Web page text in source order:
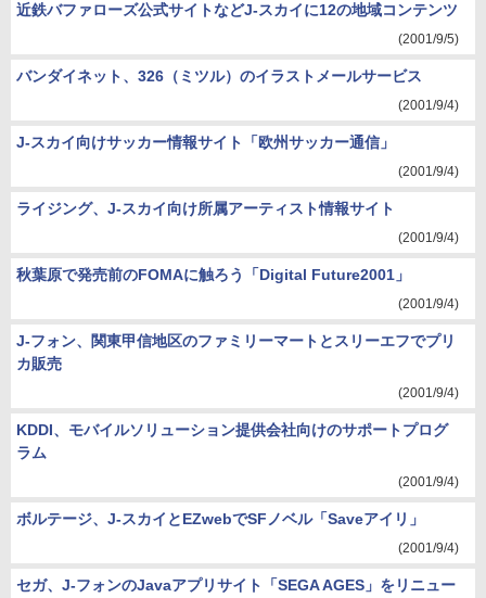
近鉄バファローズ公式サイトなどJ-スカイに12の地域コンテンツ
(2001/9/5)
バンダイネット、326（ミツル）のイラストメールサービス
(2001/9/4)
J-スカイ向けサッカー情報サイト「欧州サッカー通信」
(2001/9/4)
ライジング、J-スカイ向け所属アーティスト情報サイト
(2001/9/4)
秋葉原で発売前のFOMAに触ろう「Digital Future2001」
(2001/9/4)
J-フォン、関東甲信地区のファミリーマートとスリーエフでプリ
カ販売
(2001/9/4)
KDDI、モバイルソリューション提供会社向けのサポートプログ
ラム
(2001/9/4)
ボルテージ、J-スカイとEZwebでSFノベル「Saveアイリ」
(2001/9/4)
セガ、J-フォンのJavaアプリサイト「SEGA AGES」をリニュー